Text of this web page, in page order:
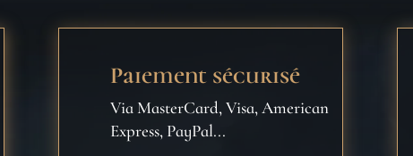
Paiement sécurisé
Via MasterCard, Visa, American
Express, PayPal...